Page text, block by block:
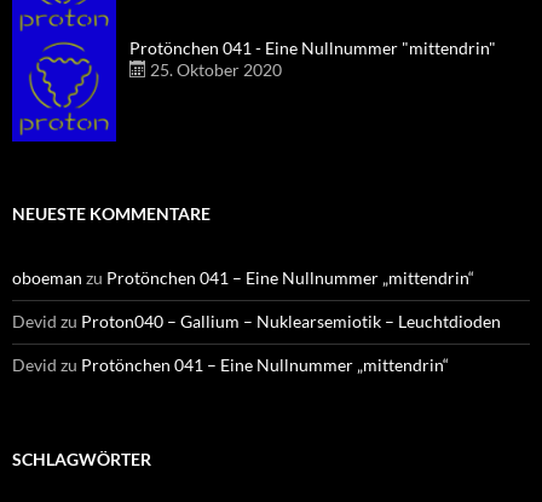
Protönchen 041 - Eine Nullnummer "mittendrin"
25. Oktober 2020
NEUESTE KOMMENTARE
oboeman zu Protönchen 041 – Eine Nullnummer „mittendrin“
Devid zu Proton040 – Gallium – Nuklearsemiotik – Leuchtdioden
Devid zu Protönchen 041 – Eine Nullnummer „mittendrin“
SCHLAGWÖRTER